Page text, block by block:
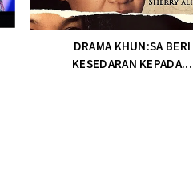
DRAMA KHUN:SA BERI
KESEDARAN KEPADA...